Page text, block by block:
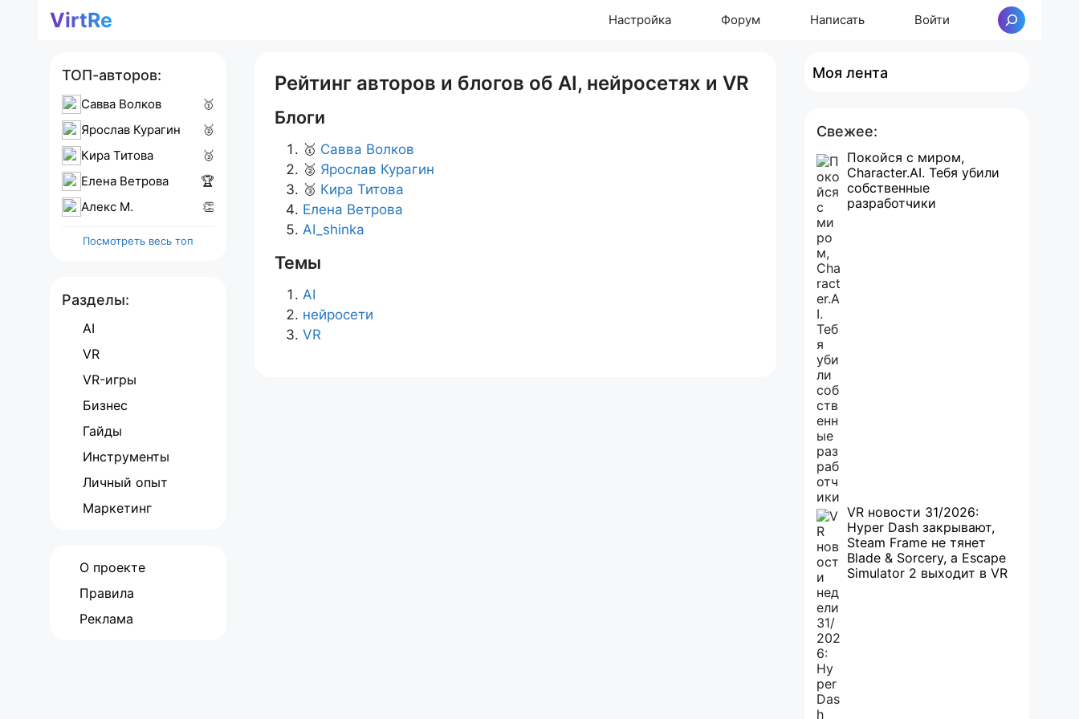
ПерейтиVirtRe Настройка Форум Написать Войти Поиск
Рейтинг авторов и блогов об AI, нейросетях и VR
Блоги
🥇 Савва Волков
🥈 Ярослав Курагин
🥉 Кира Титова
Елена Ветрова
AI_shinka
Темы
AI
нейросети
VR
ТОП-авторов:
Савва Волков
🥇
Ярослав Курагин
🥈
Кира Титова
🥉
Елена Ветрова
🏆
Алекс M.
👏
Посмотреть весь топ
Разделы:
AI
VR
VR-игры
Бизнес
Гайды
Инструменты
Личный опыт
Маркетинг
О проекте
Правила
Реклама
Моя лента
Свежее:
Покойся с миром,
Character.AI. Тебя убили
собственные
разработчики
VR новости 31/2026:
Hyper Dash закрывают,
Steam Frame не тянет
Blade & Sorcery, а Escape
Simulator 2 выходит в VR